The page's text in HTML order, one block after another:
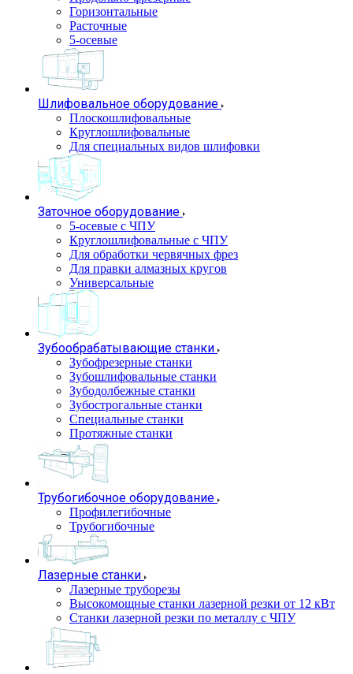
Горизонтальные
Расточные
5-осевые
Шлифовальное оборудование
Плоскошлифовальные
Круглошлифовальные
Для специальных видов шлифовки
Заточное оборудование
5-осевые с ЧПУ
Круглошлифовальные с ЧПУ
Для обработки червячных фрез
Для правки алмазных кругов
Универсальные
Зубообрабатывающие станки
Зубофрезерные станки
Зубошлифовальные станки
Зубодолбежные станки
Зубострогальные станки
Специальные станки
Протяжные станки
Трубогибочное оборудование
Профилегибочные
Трубогибочные
Лазерные станки
Лазерные труборезы
Высокомощные станки лазерной резки от 12 кВт
Станки лазерной резки по металлу с ЧПУ